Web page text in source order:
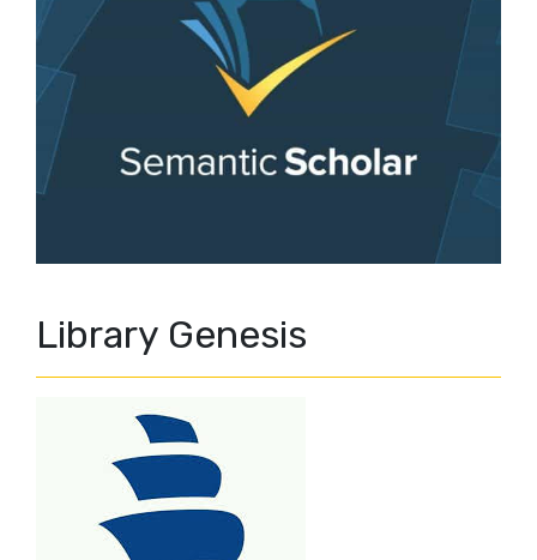
Library Genesis